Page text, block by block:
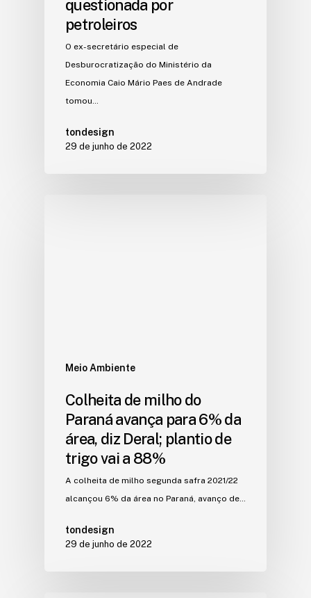
questionada por
petroleiros
O ex-secretário especial de
Desburocratização do Ministério da
Economia Caio Mário Paes de Andrade
tomou…
tondesign
29 de junho de 2022
Meio Ambiente
Colheita de milho do
Paraná avança para 6% da
área, diz Deral; plantio de
trigo vai a 88%
A colheita de milho segunda safra 2021/22
alcançou 6% da área no Paraná, avanço de…
tondesign
29 de junho de 2022